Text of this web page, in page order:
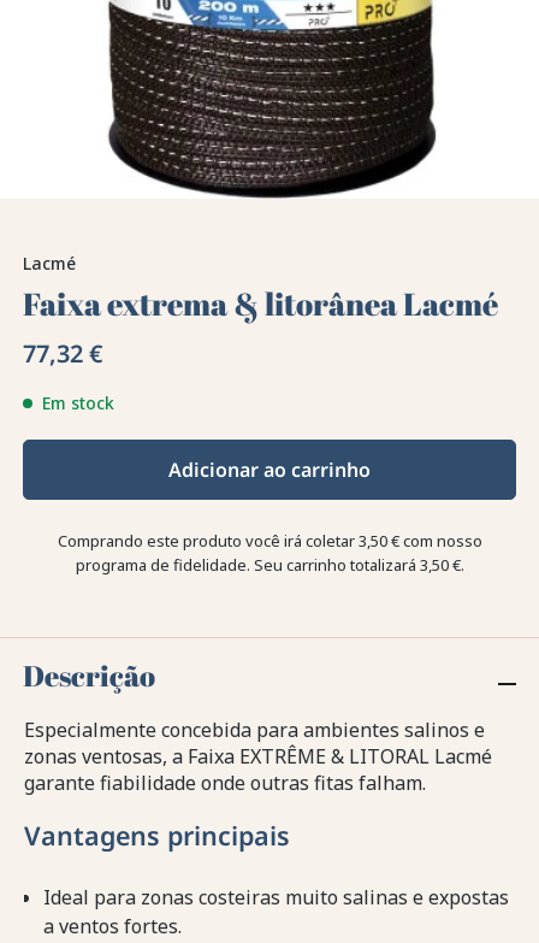
Lacmé
Faixa extrema & litorânea Lacmé
77,32 €
Em stock
Adicionar ao carrinho
Comprando este produto você irá coletar3,50 €com nosso
programa de fidelidade. Seu carrinho totalizará 3,50 €.
Descrição
Especialmente concebida para ambientes salinos e
zonas ventosas, a Faixa EXTRÊME & LITORAL Lacmé
garante fiabilidade onde outras fitas falham.
Vantagens principais
Ideal para zonas costeiras muito salinas e expostas
a ventos fortes.